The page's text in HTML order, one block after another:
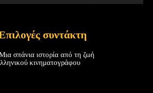
συντάκτη
σπάνια ιστορία από τη ζωή
κινηματογράφου